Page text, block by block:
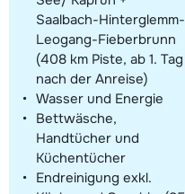
Saalbach-Hinterglemm-
Leogang-Fieberbrunn
(408 km Piste, ab 1. Tag
nach der Anreise)
Wasser und Energie
Bettwäsche,
Handtücher und
Küchentücher
Endreinigung exkl.